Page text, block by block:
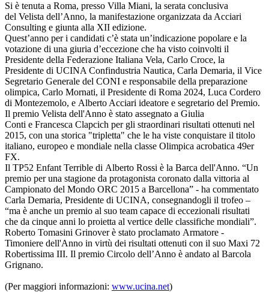
Si è tenuta a Roma, presso Villa Miani, la serata conclusiva
del Velista dell’Anno, la manifestazione organizzata da Acciari
Consulting e giunta alla XII edizione.
Quest’anno per i candidati c’è stata un’indicazione popolare e la
votazione di una giuria d’eccezione che ha visto coinvolti il
Presidente della Federazione Italiana Vela, Carlo Croce, la
Presidente di UCINA Confindustria Nautica, Carla Demaria, il Vice
Segretario Generale del CONI e responsabile della preparazione
olimpica, Carlo Mornati, il Presidente di Roma 2024, Luca Cordero
di Montezemolo, e Alberto Acciari ideatore e segretario del Premio.
Il premio Velista dell'Anno è stato assegnato a Giulia
Conti e Francesca Clapcich per gli straordinari risultati ottenuti nel
2015, con una storica "tripletta" che le ha viste conquistare il titolo
italiano, europeo e mondiale nella classe Olimpica acrobatica 49er
FX.
Il TP52 Enfant Terrible di Alberto Rossi è la Barca dell'Anno. “Un
premio per una stagione da protagonista coronato dalla vittoria al
Campionato del Mondo ORC 2015 a Barcellona” - ha commentato
Carla Demaria, Presidente di UCINA, consegnandogli il trofeo –
“ma è anche un premio al suo team capace di eccezionali risultati
che da cinque anni lo proietta al vertice delle classifiche mondiali”.
Roberto Tomasini Grinover è stato proclamato Armatore -
Timoniere dell'Anno in virtù dei risultati ottenuti con il suo Maxi 72
Robertissima III. Il premio Circolo dell’Anno è andato al Barcola
Grignano.
(Per maggiori informazioni: www.ucina.net)